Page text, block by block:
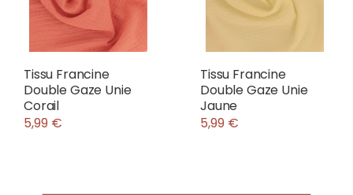
Tissu Francine
Double Gaze Unie
Corail
5,99 €
Tissu Francine
Double Gaze Unie
Jaune
5,99 €